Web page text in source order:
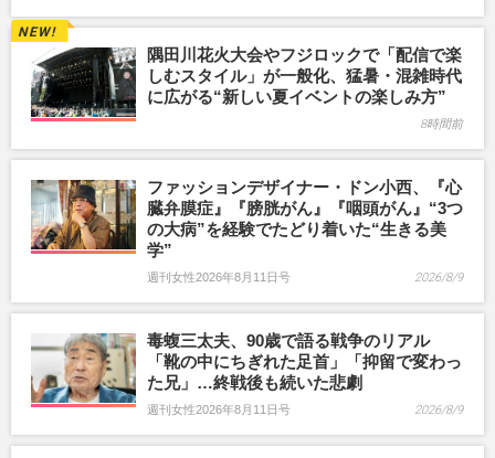
隅田川花火大会やフジロックで「配信で楽
しむスタイル」が一般化、猛暑・混雑時代
に広がる“新しい夏イベントの楽しみ方”
8時間前
ファッションデザイナー・ドン小西、『心
臓弁膜症』『膀胱がん』『咽頭がん』“3つ
の大病”を経験でたどり着いた“生きる美
学”
週刊女性2026年8月11日号 2026/8/9
毒蝮三太夫、90歳で語る戦争のリアル
「靴の中にちぎれた足首」「抑留で変わっ
た兄」…終戦後も続いた悲劇
週刊女性2026年8月11日号 2026/8/9